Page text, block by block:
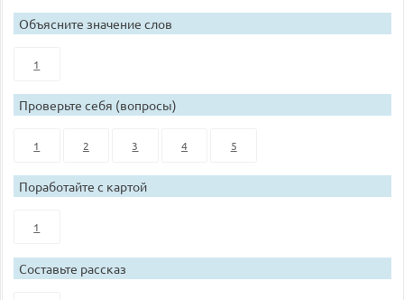
Объясните значение слов
1
Проверьте себя (вопросы)
1 2 3 4 5
Поработайте с картой
1
Составьте рассказ